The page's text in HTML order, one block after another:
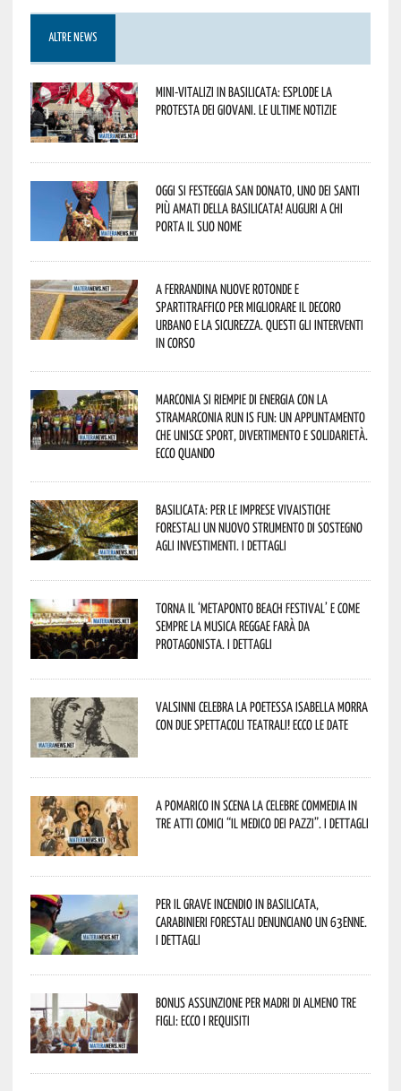
ALTRE NEWS
Mini-vitalizi in Basilicata: esplode la
protesta dei giovani. Le ultime notizie
Oggi si festeggia San Donato, uno dei Santi
più amati della Basilicata! Auguri a chi
porta il suo nome
A Ferrandina nuove rotonde e
spartitraffico per migliorare il decoro
urbano e la sicurezza. Questi gli interventi
in corso
Marconia si riempie di energia con la
StraMarconia Run is Fun: un appuntamento
che unisce sport, divertimento e solidarietà.
Ecco quando
Basilicata: per le imprese vivaistiche
forestali un nuovo strumento di sostegno
agli investimenti. I dettagli
Torna il ‘Metaponto beach festival’ e come
sempre la musica reggae farà da
protagonista. I dettagli
Valsinni celebra la poetessa Isabella Morra
con due spettacoli teatrali! Ecco le date
A Pomarico in scena la celebre commedia in
tre atti comici “Il medico dei pazzi”. I dettagli
Per il grave incendio in Basilicata,
Carabinieri forestali denunciano un 63enne.
I dettagli
Bonus assunzione per madri di almeno tre
figli: ecco i requisiti